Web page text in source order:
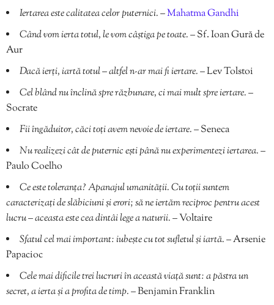
Iertarea este calitatea celor puternici.–Mahatma Gandhi
Când vom ierta totul, le vom câștiga pe toate.– Sf. Ioan Gură de
Aur
Dacă ierți, iartă totul – altfel n-ar mai fi iertare.– Lev Tolstoi
Cel blând nu înclină spre răzbunare, ci mai mult spre iertare.–
Socrate
Fii îngăduitor, căci toți avem nevoie de iertare.– Seneca
Nu realizezi cât de puternic ești până nu experimentezi iertarea.–
Paulo Coelho
Ce este toleranţa? Apanajul umanităţii. Cu toţii suntem
caracterizaţi de slăbiciuni şi erori; să ne iertăm reciproc pentru acest
lucru – aceasta este cea dintâi lege a naturii.– Voltaire
Sfatul cel mai important: iubește cu tot sufletul și iartă.– Arsenie
Papacioc
Cele mai dificile trei lucruri în această viață sunt: a păstra un
secret, a ierta și a profita de timp.– Benjamin Franklin